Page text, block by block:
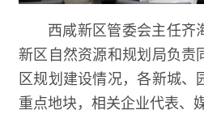
西咸新区管委会主任齐
新区自然资源和规划局负责
区规划建设情况，各新城、
重点地块，相关企业代表、